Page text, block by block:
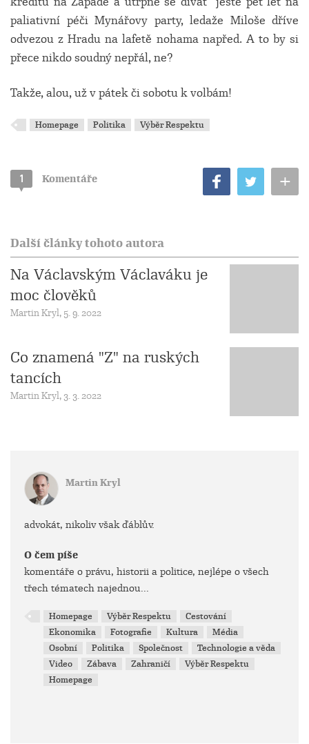
paliativní péči Mynářovy party, ledaže Miloše dříve
odvezou z Hradu na lafetě nohama napřed. A to by si
přece nikdo soudný nepřál, ne?
Takže, alou, už v pátek či sobotu k volbám!
Homepage Politika Výběr Respektu
1 Komentáře +
Další články tohoto autora
Na Václavským Václaváku je
moc člověků
Martin Kryl, 5. 9. 2022
Co znamená "Z" na ruských
tancích
Martin Kryl, 3. 3. 2022
Martin Kryl
advokát, nikoliv však ďáblův.
O čem píše
komentáře o právu, historii a politice, nejlépe o všech
třech tématech najednou...
Homepage Výběr Respektu
Cestování
Ekonomika
Fotografie Kultura
Média
Osobní
Politika Společnost
Technologie a věda
Video
Zábava Zahraničí
Výběr Respektu
Homepage